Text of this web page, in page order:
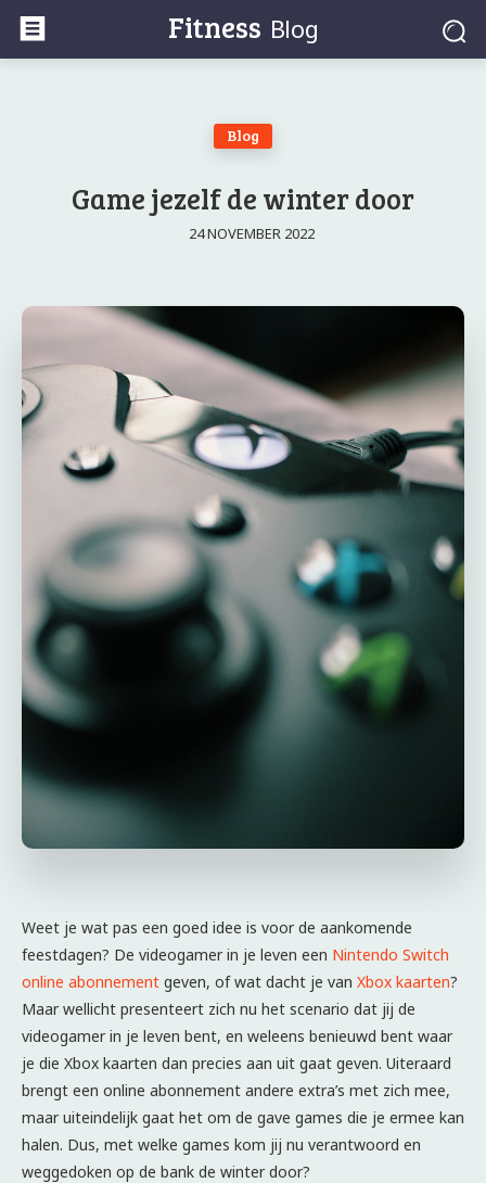
Fitness Blog
Blog
Game jezelf de winter door
24 NOVEMBER 2022
Weet je wat pas een goed idee is voor de aankomende
feestdagen? De videogamer in je leven een Nintendo Switch
online abonnement geven, of wat dacht je van Xbox kaarten?
Maar wellicht presenteert zich nu het scenario dat jij de
videogamer in je leven bent, en weleens benieuwd bent waar
je die Xbox kaarten dan precies aan uit gaat geven. Uiteraard
brengt een online abonnement andere extra’s met zich mee,
maar uiteindelijk gaat het om de gave games die je ermee kan
halen. Dus, met welke games kom jij nu verantwoord en
weggedoken op de bank de winter door?